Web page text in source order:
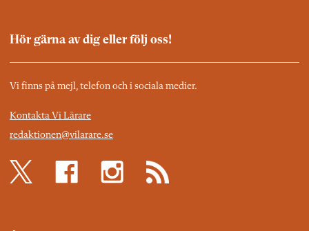
Hör gärna av dig eller följ oss!
Vi finns på mejl, telefon och i sociala medier.
Kontakta Vi Lärare
redaktionen@vilarare.se